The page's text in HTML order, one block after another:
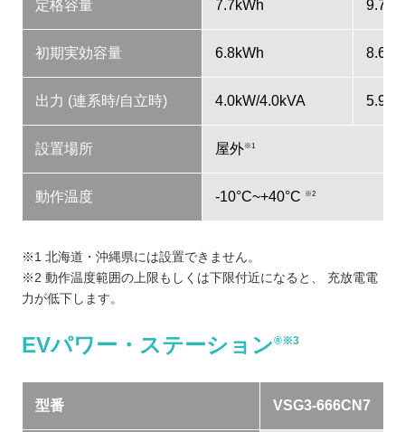
定格容量 7.7kWh
初期実効容量 6.8kWh
出力 (連系時/自立時) 4.0kW/4.0kVA
設置場所 屋外※1
動作温度 -10°C~+40°C ※2
※1 北海道・沖縄県には設置できません。
※2 動作温度範囲の上限もしくは下限付近になると、 充放電電
力が低下します。
EVパワー・ステーション®※3
型番 VSG3-666CN7